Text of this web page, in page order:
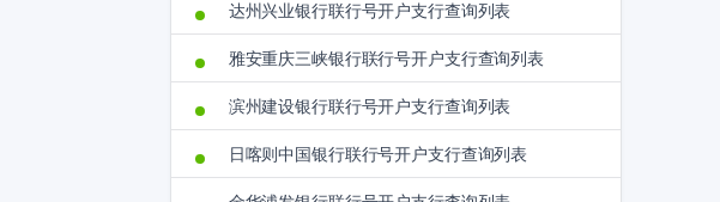
达州兴业银行联行号开户支行查询列表
雅安重庆三峡银行联行号开户支行查询列表
滨州建设银行联行号开户支行查询列表
日喀则中国银行联行号开户支行查询列表